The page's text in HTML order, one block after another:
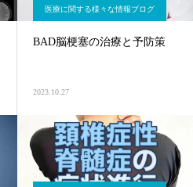
医療に関する様々な情報ブログ
BAD脳梗塞の治療と予防策
2023.10.27